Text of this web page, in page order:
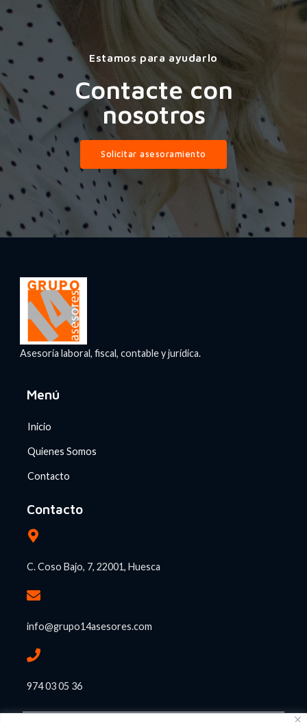
Estamos para ayudarlo
Contacte con
nosotros
Solicitar asesoramiento
Asesoría laboral, fiscal, contable y jurídica.
Menú
Inicio
Quienes Somos
Contacto
Contacto
C. Coso Bajo, 7, 22001, Huesca
info@grupo14asesores.com
974 03 05 36